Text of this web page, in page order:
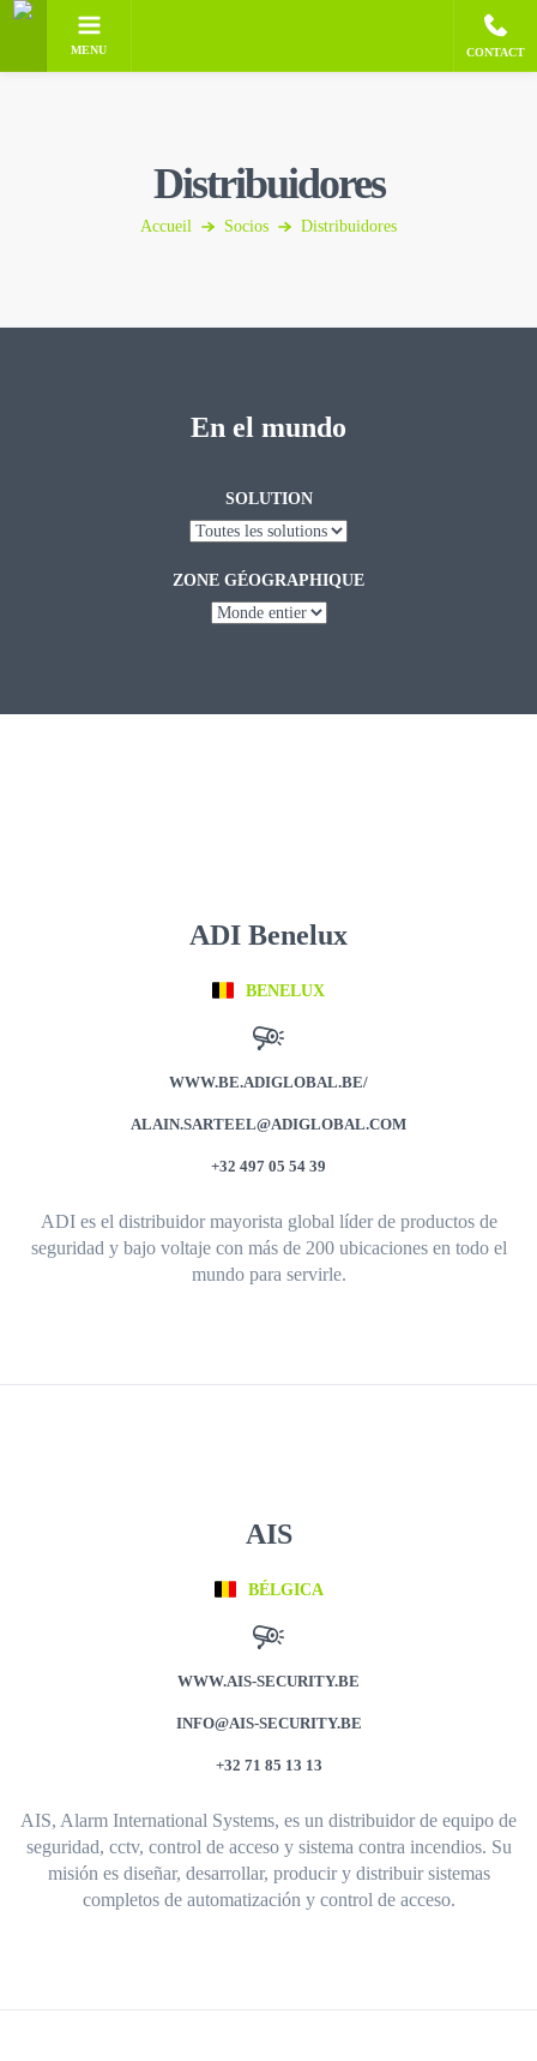
MENU CONTACT
Distribuidores
Accueil Socios Distribuidores
En el mundo
SOLUTION
ZONE GÉOGRAPHIQUE
ADI Benelux
BENELUX
WWW.BE.ADIGLOBAL.BE/
ALAIN.SARTEEL@ADIGLOBAL.COM
+32 497 05 54 39
ADI es el distribuidor mayorista global líder de productos de
seguridad y bajo voltaje con más de 200 ubicaciones en todo el
mundo para servirle.
AIS
BÉLGICA
WWW.AIS-SECURITY.BE
INFO@AIS-SECURITY.BE
+32 71 85 13 13
AIS, Alarm International Systems, es un distribuidor de equipo de
seguridad, cctv, control de acceso y sistema contra incendios. Su
misión es diseñar, desarrollar, producir y distribuir sistemas
completos de automatización y control de acceso.